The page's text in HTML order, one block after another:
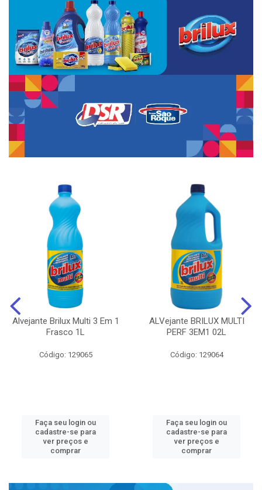
Alvejante Brilux Multi 3 Em 1
Frasco 1L
Código: 129065
Faça seu login ou
cadastre-se para
ver preços e
comprar
ALVejante BRILUX MULTI
PERF 3EM1 02L
Código: 129064
Faça seu login ou
cadastre-se para
ver preços e
comprar